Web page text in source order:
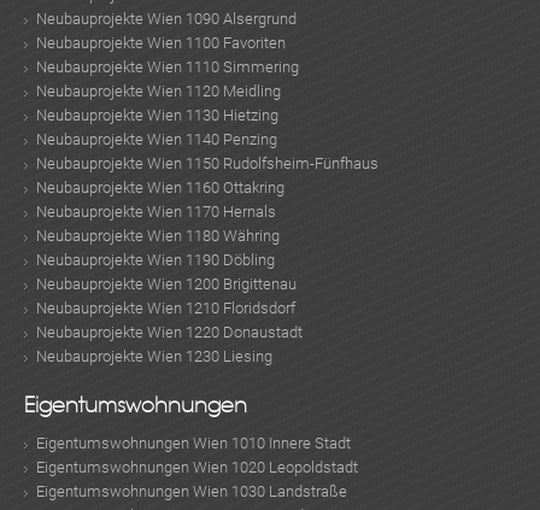
Neubauprojekte Wien 1090 Alsergrund
Neubauprojekte Wien 1100 Favoriten
Neubauprojekte Wien 1110 Simmering
Neubauprojekte Wien 1120 Meidling
Neubauprojekte Wien 1130 Hietzing
Neubauprojekte Wien 1140 Penzing
Neubauprojekte Wien 1150 Rudolfsheim-Fünfhaus
Neubauprojekte Wien 1160 Ottakring
Neubauprojekte Wien 1170 Hernals
Neubauprojekte Wien 1180 Währing
Neubauprojekte Wien 1190 Döbling
Neubauprojekte Wien 1200 Brigittenau
Neubauprojekte Wien 1210 Floridsdorf
Neubauprojekte Wien 1220 Donaustadt
Neubauprojekte Wien 1230 Liesing
Eigentumswohnungen
Eigentumswohnungen Wien 1010 Innere Stadt
Eigentumswohnungen Wien 1020 Leopoldstadt
Eigentumswohnungen Wien 1030 Landstraße